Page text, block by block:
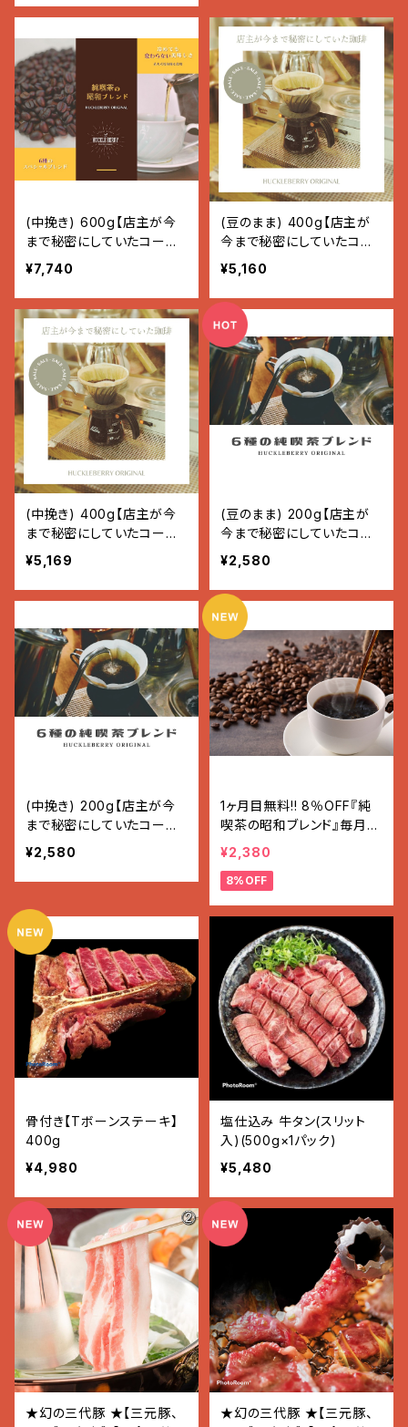
(中挽き) 600g【店主が今
まで秘密にしていたコーヒ
ー】
¥7,740
(豆のまま) 400g【店主が
今まで秘密にしていたコー
ヒー】
¥5,160
(中挽き) 400g【店主が今
まで秘密にしていたコーヒ
ー】
¥5,169
(豆のまま) 200g【店主が
今まで秘密にしていたコー
ヒー】
¥2,580
(中挽き) 200g【店主が今
まで秘密にしていたコーヒ
ー】
¥2,580
1ヶ月目無料!! 8％OFF『純
喫茶の昭和ブレンド』毎月2
00g(12〜19杯分)2580円
→2380円『純喫茶の昭和ブ
レンド』
¥2,380
8%OFF
骨付き【Tボーンステーキ】
400g
¥4,980
塩仕込み 牛タン(スリット
入)(500g×1パック)
¥5,480
★幻の三代豚 ★【三元豚、
★幻の三代豚 ★【三元豚、